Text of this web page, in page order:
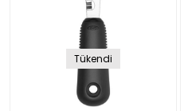
Tükendi